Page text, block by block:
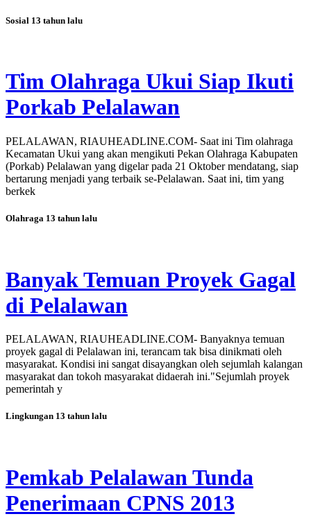
Sosial 13 tahun lalu
Tim Olahraga Ukui Siap Ikuti
Porkab Pelalawan
PELALAWAN, RIAUHEADLINE.COM- Saat ini Tim olahraga
Kecamatan Ukui yang akan mengikuti Pekan Olahraga Kabupaten
(Porkab) Pelalawan yang digelar pada 21 Oktober mendatang, siap
bertarung menjadi yang terbaik se-Pelalawan. Saat ini, tim yang
berkek
Olahraga 13 tahun lalu
Banyak Temuan Proyek Gagal
di Pelalawan
PELALAWAN, RIAUHEADLINE.COM- Banyaknya temuan
proyek gagal di Pelalawan ini, terancam tak bisa dinikmati oleh
masyarakat. Kondisi ini sangat disayangkan oleh sejumlah kalangan
masyarakat dan tokoh masyarakat didaerah ini."Sejumlah proyek
pemerintah y
Lingkungan 13 tahun lalu
Pemkab Pelalawan Tunda
Penerimaan CPNS 2013